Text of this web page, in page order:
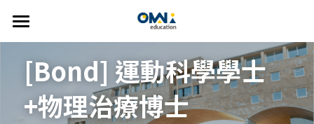
首頁
關於我們
關於我們
選擇國家
[Bond] 運動科學學士
+物理治療博士